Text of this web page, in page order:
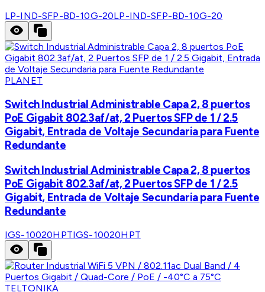
LP-IND-SFP-BD-10G-20LP-IND-SFP-BD-10G-20
PLANET
Switch Industrial Administrable Capa 2, 8 puertos
PoE Gigabit 802.3af/at, 2 Puertos SFP de 1 / 2.5
Gigabit, Entrada de Voltaje Secundaria para Fuente
Redundante
Switch Industrial Administrable Capa 2, 8 puertos
PoE Gigabit 802.3af/at, 2 Puertos SFP de 1 / 2.5
Gigabit, Entrada de Voltaje Secundaria para Fuente
Redundante
IGS-10020HPTIGS-10020HPT
TELTONIKA